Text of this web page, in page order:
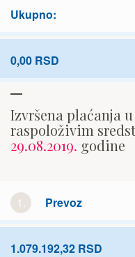
Ukupno:
0,00 RSD
Izvršena plaćanja
raspoloživim
29.08.2019. godine
1. Prevoz
1.079.192,32 RSD